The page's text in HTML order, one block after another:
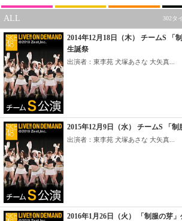
ALL 302タ
2014年12月18日（木） チームS 「
生誕祭
出演者：東李苑 犬塚あさな 大矢真...
2015年12月9日（水） チームS 「
出演者：東李苑 犬塚あさな 大矢真...
2016年1月26日（火） 「制服の芽」